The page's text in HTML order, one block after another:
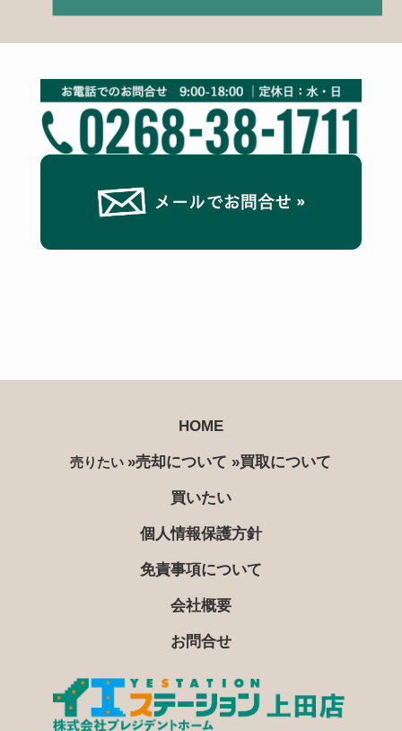
HOME
売りたい »売却について »買取について
買いたい
個人情報保護方針
免責事項について
会社概要
お問合せ